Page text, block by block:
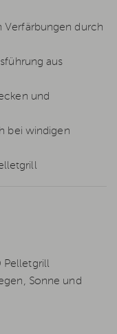
Verfärbungen durch
aus
und
bei windigen
Pelletgrill
Sonne und